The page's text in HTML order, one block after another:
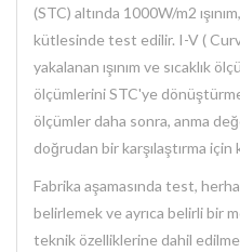
(STC) altında 1000W/m2
kütlesinde test edilir. I-V (
yakalanan ışınım ve sıcaklık
ölçümlerini STC'ye
ölçümler daha sonra, anma
doğrudan bir karşılaştırma için
Fabrika aşamasında test,
belirlemek ve ayrıca belirli bir
teknik özelliklerine dahil